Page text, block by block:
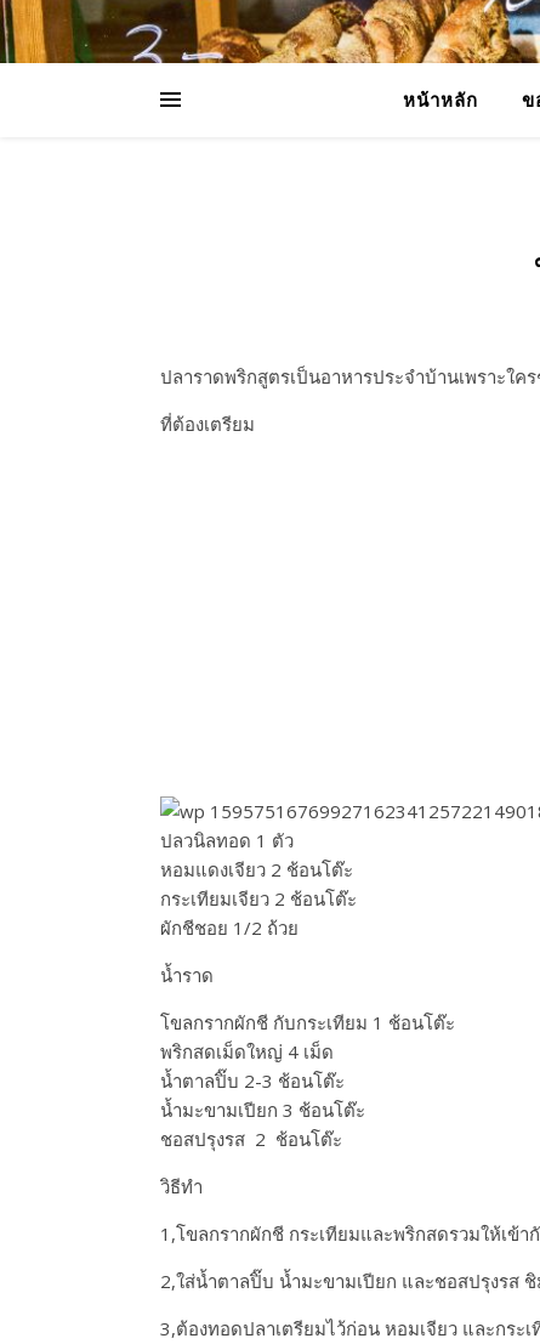
หน้าหลัก ข
ปลาราดพริกสูตรเป็นอาหารประจำบ้านเพราะใ
ที่ต้องเตรียม
ปลวนิลทอด 1 ตัว
หอมแดงเจียว 2 ช้อนโต๊ะ
กระเทียมเจียว 2 ช้อนโต๊ะ
ผักชีชอย 1/2 ถ้วย
น้ำราด
โขลกรากผักชี กับกระเทียม 1 ช้อนโต๊ะ
พริกสดเม็ดใหญ่ 4 เม็ด
น้ำตาลปิ๊บ 2-3 ช้อนโต๊ะ
น้ำมะขามเปียก 3 ช้อนโต๊ะ
ชอสปรุงรส 2 ช้อนโต๊ะ
วิธีทำ
1,โขลกรากผักชี กระเทียมและพริกสดรวมให้เข้า
2,ใส่น้ำตาลปิ๊บ น้ำมะขามเปียก และชอสปรุงรส
3,ต้องทอดปลาเตรียมไว้ก่อน หอมเจียว และกระเ